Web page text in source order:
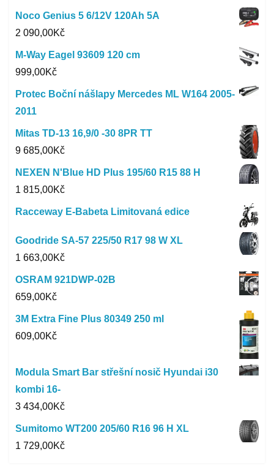
Noco Genius 5 6/12V 120Ah 5A
2 090,00Kč
M-Way Eagel 93609 120 cm
999,00Kč
Protec Boční nášlapy Mercedes ML W164 2005-
2011
Mitas TD-13 16,9/0 -30 8PR TT
9 685,00Kč
NEXEN N'Blue HD Plus 195/60 R15 88 H
1 815,00Kč
Racceway E-Babeta Limitovaná edice
Goodride SA-57 225/50 R17 98 W XL
1 663,00Kč
OSRAM 921DWP-02B
659,00Kč
3M Extra Fine Plus 80349 250 ml
609,00Kč
Modula Smart Bar střešní nosič Hyundai i30
kombi 16-
3 434,00Kč
Sumitomo WT200 205/60 R16 96 H XL
1 729,00Kč